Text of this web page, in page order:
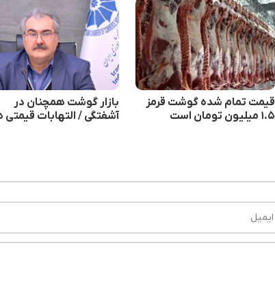
قیمت تمام‌ شده گوشت قرمز
۱.۵ میلیون تومان است
بازار گوشت همچنان در
آشفتگی / التهابات قیمتی